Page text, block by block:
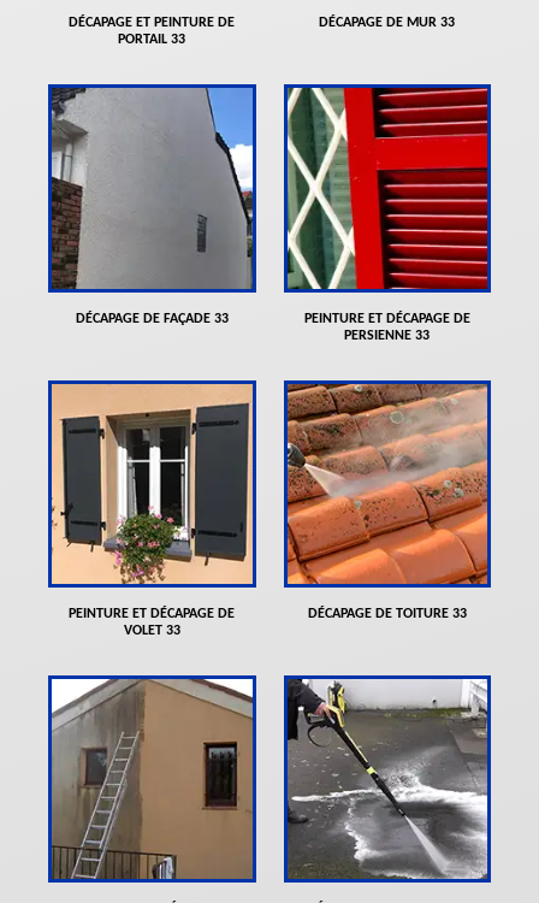
DÉCAPAGE ET PEINTURE DE
PORTAIL 33
DÉCAPAGE DE MUR 33
DÉCAPAGE DE FAÇADE 33
PEINTURE ET DÉCAPAGE DE
PERSIENNE 33
PEINTURE ET DÉCAPAGE DE
VOLET 33
DÉCAPAGE DE TOITURE 33